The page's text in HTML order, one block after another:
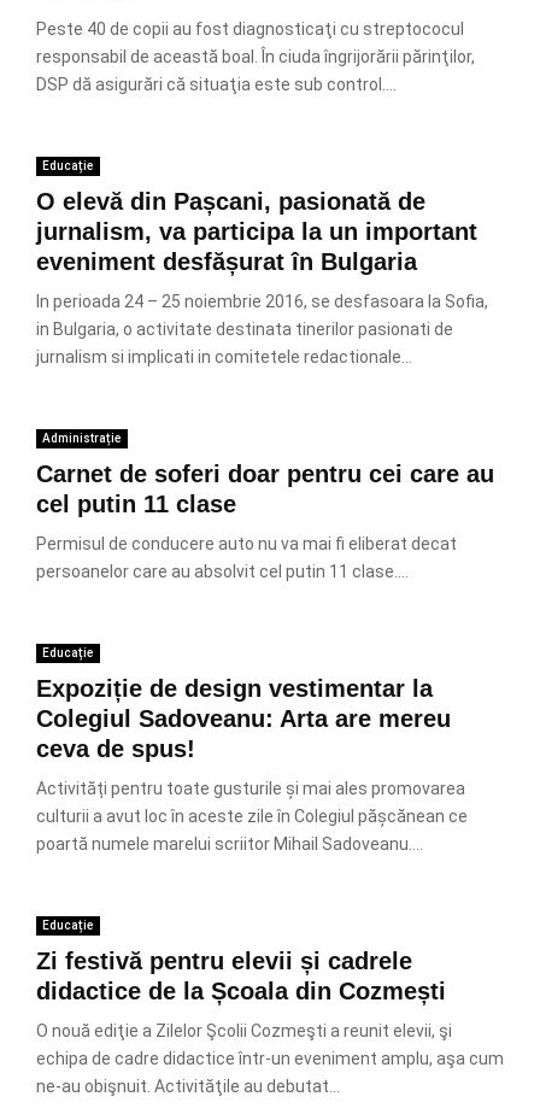
Peste 40 de copii au fost diagnosticaţi cu streptococul
responsabil de această boal. În ciuda îngrijorării părinţilor,
DSP dă asigurări că situaţia este sub control....
Educație
O elevă din Pașcani, pasionată de
jurnalism, va participa la un important
eveniment desfășurat în Bulgaria
In perioada 24 – 25 noiembrie 2016, se desfasoara la Sofia,
in Bulgaria, o activitate destinata tinerilor pasionati de
jurnalism si implicati in comitetele redactionale...
Administrație
Carnet de soferi doar pentru cei care au
cel putin 11 clase
Permisul de conducere auto nu va mai fi eliberat decat
persoanelor care au absolvit cel putin 11 clase....
Educație
Expoziție de design vestimentar la
Colegiul Sadoveanu: Arta are mereu
ceva de spus!
Activități pentru toate gusturile și mai ales promovarea
culturii a avut loc în aceste zile în Colegiul pășcănean ce
poartă numele marelui scriitor Mihail Sadoveanu....
Educație
Zi festivă pentru elevii și cadrele
didactice de la Școala din Cozmești
O nouă ediţie a Zilelor Şcolii Cozmeşti a reunit elevii, şi
echipa de cadre didactice într-un eveniment amplu, aşa cum
ne-au obişnuit. Activităţile au debutat...